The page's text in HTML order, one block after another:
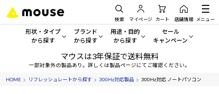
検索 マイページ カート 店舗情報 メニュー
形状・タイプ
から探す
形状・タイプから探す をすべてみる
デスクトップPC
ブランド
から探す
mouse
G TUNE
用途・目的
から探す
一般向けパソコン
ゲーミングPC・ゲーム向けパソコン
セール
キャンペーン
セール・キャンペー
期間限定セール
マウスは3年保証で送料無料
一部対象外の製品あり。詳しくは製品ページにてご確認ください。
HOME リフレッシュレートから探す 300Hz対応製品 300Hz対応 ノートパソコン